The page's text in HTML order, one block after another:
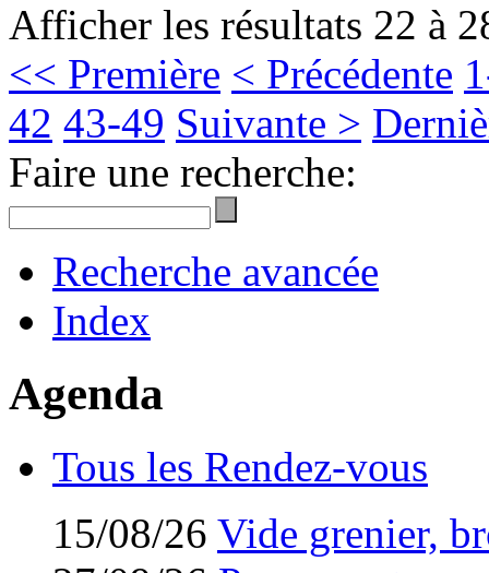
Afficher les résultats 22 à
<< Première < Précédente
42 43-49 Suivante >
Faire une recherche:
Recherche avancée
Index
Agenda
Tous les Rendez-vous
15/08/26 Vide grenier,